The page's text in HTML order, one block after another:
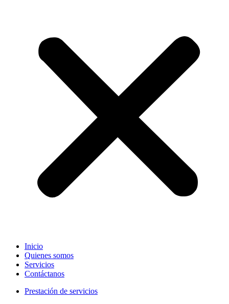
Inicio
Quienes somos
Servicios
Contáctanos
Prestación de servicios